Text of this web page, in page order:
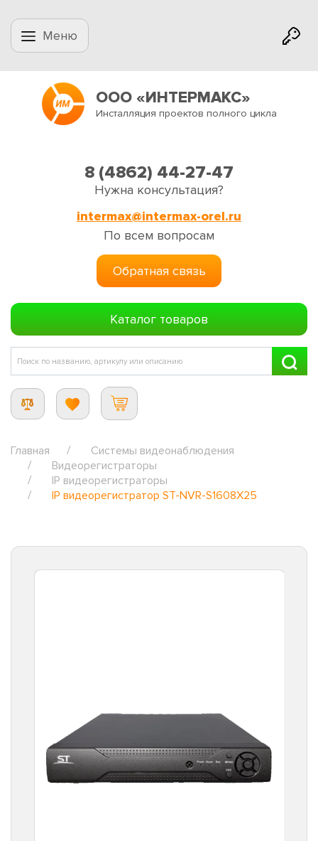
Меню
ООО «ИНТЕРМАКС»
Инсталляция проектов полного цикла
8 (4862) 44-27-47
Нужна консультация?
intermax@intermax-orel.ru
По всем вопросам
Обратная связь
Каталог товаров
Главная
Системы видеонаблюдения
Видеорегистраторы
IP видеорегистраторы
IP видеорегистратор ST-NVR-S1608X25